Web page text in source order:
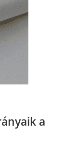
a